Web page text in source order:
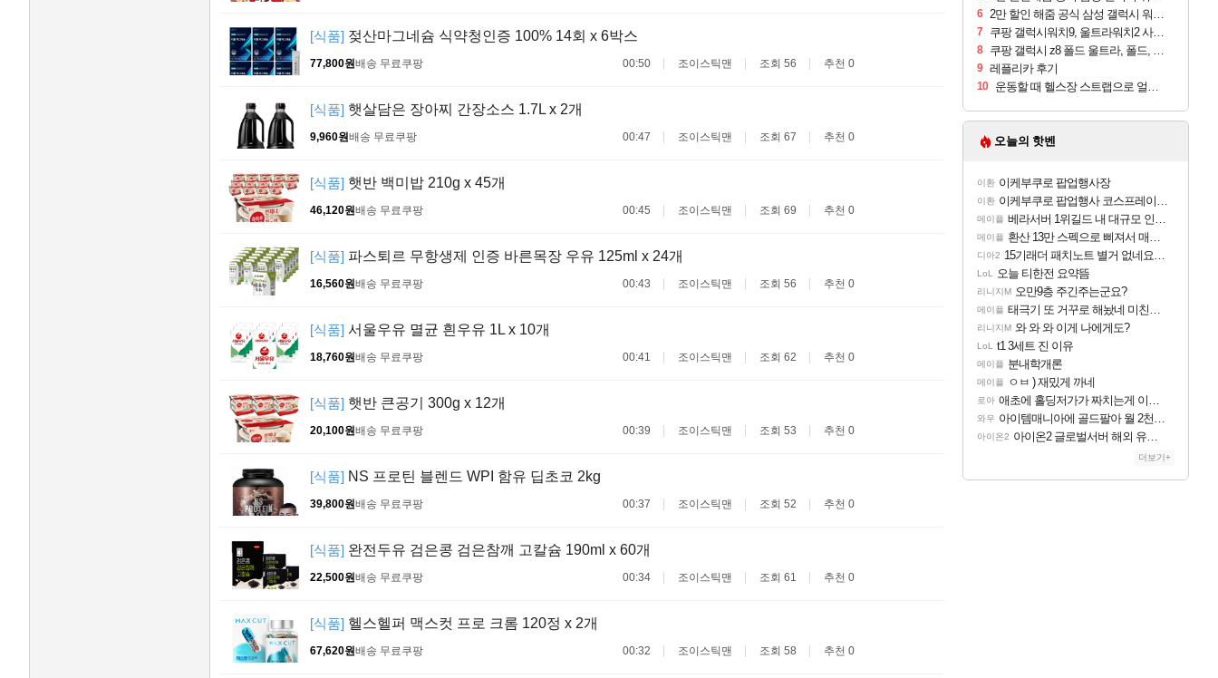
[식품] 젖산마그네슘 식약청인증 100% 14회 x 6박스
77,800원배송 무료쿠팡 00:50 조이스틱맨 조회 56 추천 0
[식품] 햇살담은 장아찌 간장소스 1.7L x 2개
9,960원배송 무료쿠팡 00:47 조이스틱맨 조회 67 추천 0
[식품] 햇반 백미밥 210g x 45개
46,120원배송 무료쿠팡 00:45 조이스틱맨 조회 69 추천 0
[식품] 파스퇴르 무항생제 인증 바른목장 우유 125ml x 24개
16,560원배송 무료쿠팡 00:43 조이스틱맨 조회 56 추천 0
[식품] 서울우유 멸균 흰우유 1L x 10개
18,760원배송 무료쿠팡 00:41 조이스틱맨 조회 62 추천 0
[식품] 햇반 큰공기 300g x 12개
20,100원배송 무료쿠팡 00:39 조이스틱맨 조회 53 추천 0
[식품] NS 프로틴 블렌드 WPI 함유 딥초코 2kg
39,800원배송 무료쿠팡 00:37 조이스틱맨 조회 52 추천 0
[식품] 완전두유 검은콩 검은참깨 고칼슘 190ml x 60개
22,500원배송 무료쿠팡 00:34 조이스틱맨 조회 61 추천 0
[식품] 헬스헬퍼 맥스컷 프로 크롬 120정 x 2개
67,620원배송 무료쿠팡 00:32 조이스틱맨 조회 58 추천 0
6 2만 할인 해줌 공식 삼성 갤럭시 워치9 실버, 44mm, 블루투스
7 쿠팡 갤럭시워치9, 울트라워치2 사전구매 혜택 받아보세요
8 쿠팡 갤럭시 z8 폴드 울트라, 폴드, 플립 사전예약
9 레플리카 후기
10 운동할 때 헬스장 스트랩으로 얼굴 만졌다가 볼 뒤집어짐
오늘의 핫벤
이환 이케부쿠로 팝업행사장
이환 이케부쿠로 팝업행사 코스프레이어들!!
메이플 베라서버 1위길드 내 대규모 인원이탈종용 추정사건
메이플 환산 13만 스펙으로 삐져서 매주 수로 10만점 치고있으면 ㅋㅋ
디아2 15기래더 패치노트 별거 없네요~없데이트수준?
LoL 오늘 티한전 요약뜸
리니지M 오만9층 주긴주는군요?
메이플 태극기 또 거꾸로 해놨네 미친것들 ㅋㅋㅋ
리니지M 와 와 와 이게 나에게도?
LoL t1 3세트 진 이유
메이플 분내학개론
메이플 ㅇㅂ ) 재밌게 까네
로아 애초에 홀딩저가가 짜치는게 이거임 ㅋㅋ
와우 아이템매니아에 골드팔아 월 2천만원 넘게 버는 인간 있던데
아이온2 아이온2 글로벌서버 해외 유저 반응
더보기+